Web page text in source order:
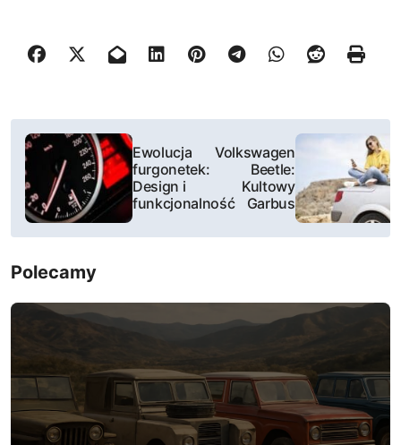
N
w
i
g
a
c
j
a
Ewolucja
furgonetek:
Design i
funkcjonalność
Volkswagen
Beetle:
Kultowy
Garbus
Polecamy